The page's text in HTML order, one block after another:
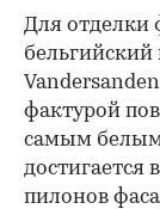
Для отделки
фактурой
самым белым
достигается
пилонов